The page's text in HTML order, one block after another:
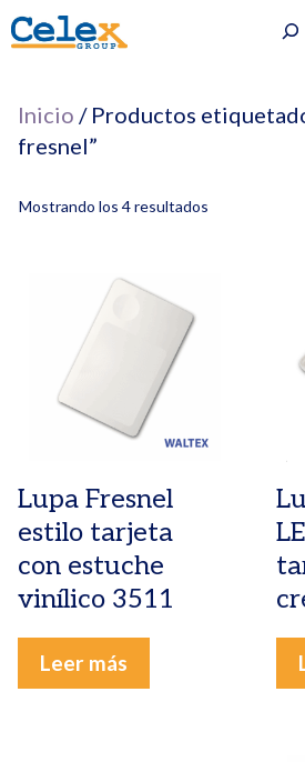
Saltar
al
Inicio / Productos
fresnel”
Mostrando los 4 resultados
Lupa Fresnel
estilo tarjeta
con estuche
vinílico 3511
Leer más